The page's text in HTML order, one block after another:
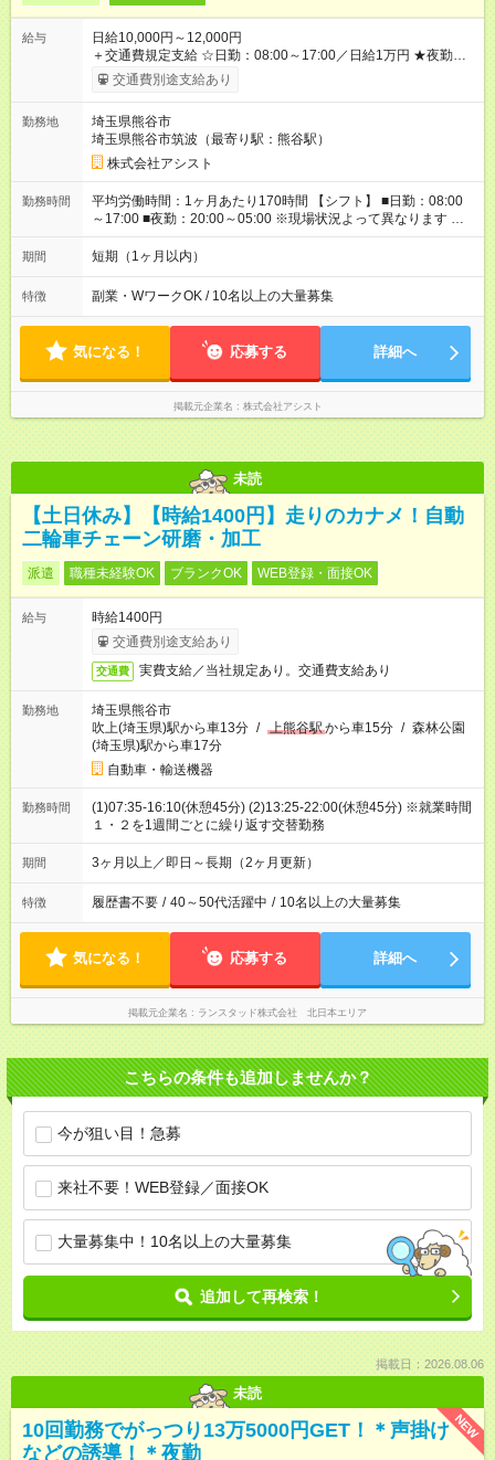
給与
日給10,000円～12,000円
＋交通費規定支給 ☆日勤：08:00～17:00／日給1万円 ★夜勤：
20:00～05:00／日給1万2000円 -:+:-:+:-:+:-:+:-:+:- 日勤＋夜勤で 1
日『2万2000円』も稼げる！ -:+:-:+:-:+:-:+:-:+:- ■選べる支払い方
べる！ 日払いは、当日に『現金全額』手渡しです♪ ■残業手当
別途支給 ■日給全額保障あり ┗予定時間より早く終わっても日給
は満額支給！ ■資格手当あり ┗施設警備2級など 【試用期間】
試用期間なし
交通費別途支給あり
勤務地
埼玉県熊谷市
埼玉県熊谷市筑波（最寄り駅：熊谷駅）
株式会社アシスト
勤務時間
平均労働時間：1ヶ月あたり170時間 【シフト】 ■日勤：08:00
～17:00 ■夜勤：20:00～05:00 ※現場状況よって異なります ※早
く終われば1現場4～8時間勤務もあり ☆週3～勤務OK！ ☆現場
が早く終わっても日給全額保証！ ☆ご希望の方は「日勤＋夜
日勤：08:00～17:00 ■夜勤：20:00～05:00 ※現場状況よって異
なります ※早く終われば1現場4～8時間勤務もあり ☆週3～勤務
OK！ ☆現場が早く終わっても日給全額保証！ ☆ご希望の方は
「日勤＋夜勤」も可能！
期間 短期（1ヶ月以内）
特徴 副業・WワークOK / 10名以上の大量募集
気になる！ 応募する 詳細へ
掲載元企業名 株式会社アシスト
未読
【土日休み】【時給1400円】走りのカナメ！自動
二輪車チェーン研磨・加工
派遣 職種未経験OK ブランクOK WEB登録・面接OK
給与
時給1400円
交通費別途支給あり
交通費 実費支給／当社規定あり。交通費支給あり
勤務地
埼玉県熊谷市
吹上(埼玉県)駅から車13分 / 上熊谷駅から車15分 / 森林公園
(埼玉県)駅から車17分
自動車・輸送機器
勤務時間
(1)07:35-16:10(休憩45分) (2)13:25-22:00(休憩45分) ※就業時間
１・２を1週間ごとに繰り返す交替勤務
期間 3ヶ月以上／即日～長期（2ヶ月更新）
特徴 履歴書不要 / 40～50代活躍中 / 10名以上の大量募集
気になる！ 応募する 詳細へ
掲載元企業名 ランスタッド株式会社 北日本エリア
こちらの条件も追加しませんか？
今が狙い目！急募
来社不要！WEB登録／面接OK
大量募集中！10名以上の大量募集
追加して再検索！
掲載日：2026.08.06
未読
NEW
10回勤務でがっつり13万5000円GET！＊声掛け
などの誘導！＊夜勤